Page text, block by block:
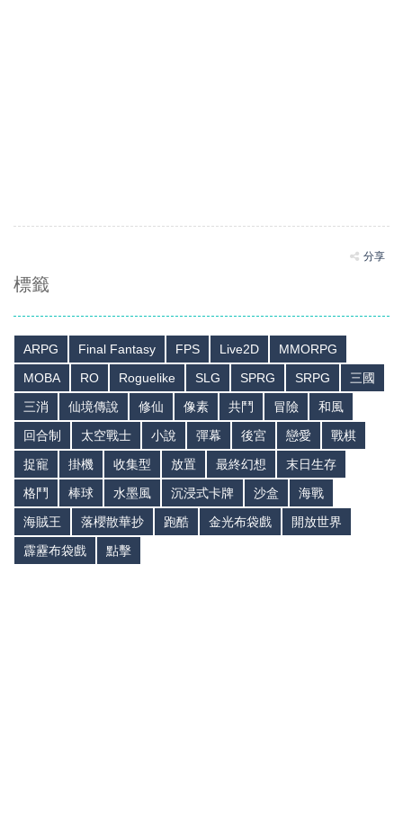
分享
標籤
ARPG Final Fantasy FPS Live2D
MMORPG
MOBA
RO Roguelike SLG SPRG SRPG
三國
三消
仙境傳說 修仙 像素 共鬥 冒險
和風
回合制
太空戰士 小說 彈幕 後宮 戀愛
戰棋
捉寵
掛機 收集型 放置 最終幻想
末日生存
格鬥
棒球 水墨風 沉浸式卡牌 沙盒
海戰
海賊王
落櫻散華抄 跑酷 金光布袋戲
開放世界
霹靂布袋戲
點擊